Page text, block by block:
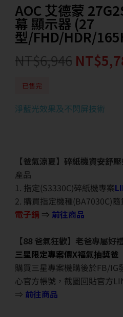
AOC 艾德蒙
幕 顯示器 (27
型/FHD/HDR/
NT$6,946 NT$
已售完
淨藍光效果及不閃屏技術
【爸氣涼夏】碎紙機資安舒
產品
1. 指定(S3330C)碎紙機專案
2. 購買指定機種(BA7030C)
電子鍋 ⇒ 前往商品
【88 爸氣狂歡】老爸專屬好
三星限定專案價X福氣抽獎爸
購買三星專案機購後於FB/IG
心官方帳號，截圖回貼官方
⇒ 前往商品